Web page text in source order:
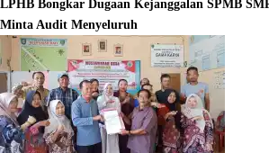
LPHB Bongkar Dugaan Kejanggalan SPMB
Minta Audit Menyeluruh